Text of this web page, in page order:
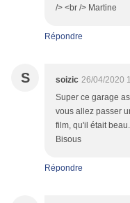
/> <br /> Martine
Répondre
S soizic 26/04/2020
Super ce garage
vous allez passer
film, qu'il était
Bisous
Répondre